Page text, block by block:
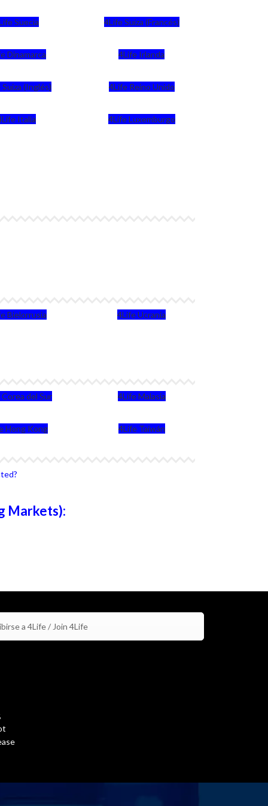
Suecia 4Life Suiza (Francés)
Dinamarca 4Life Irlanda
(Inglés) 4Life Reino Unido
Italia 4Life Luxemburgo
Bielorrusia 4Life Ucrania
del Sur 4Life Malasia
Hong Kong 4Life Taiwán
Markets):
a 4Life / Join 4Life